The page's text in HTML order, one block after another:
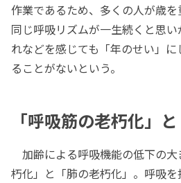
作業であるため、多くの人が歳
同じ呼吸リズムが一生続くと思
れなどを感じても「年のせい」
ることがないという。
「呼吸筋の老朽化」
加齢による呼吸機能の低下の
朽化」と「肺の老朽化」。呼吸